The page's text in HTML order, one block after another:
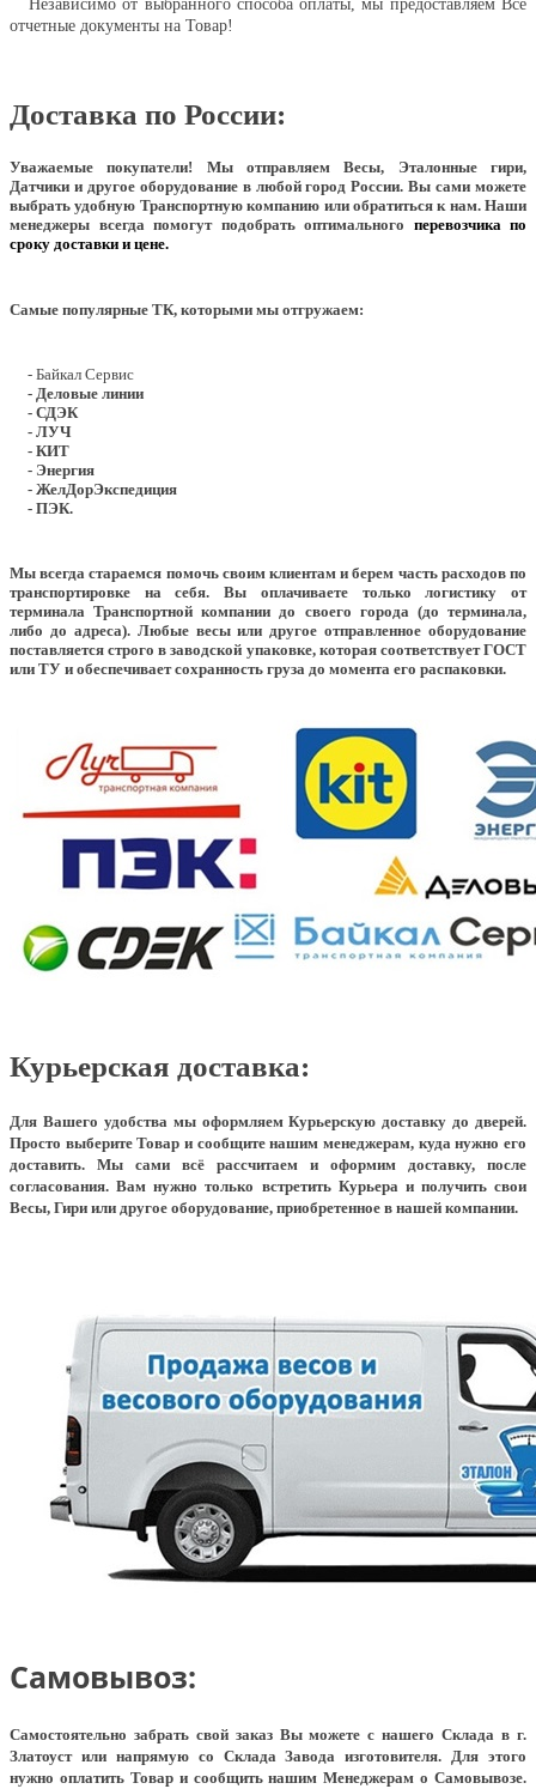
Независимо от выбранного способа оплаты, мы предоставляем Все
отчетные документы на Товар!
Доставка по России:
Уважаемые покупатели! Мы отправляем Весы, Эталонные гири,
Датчики и другое оборудование в любой город России. Вы сами можете
выбрать удобную Транспортную компанию или обратиться к нам. Наши
менеджеры всегда помогут подобрать оптимального перевозчика по
сроку доставки и цене.
Самые популярные ТК, которыми мы отгружаем:
- Байкал Сервис
- Деловые линии
- СДЭК
- ЛУЧ
- КИТ
- Энергия
- ЖелДорЭкспедиция
- ПЭК.
Мы всегда стараемся помочь своим клиентам и берем часть расходов по
транспортировке на себя. Вы оплачиваете только логистику от
терминала Транспортной компании до своего города (до терминала,
либо до адреса). Любые весы или другое отправленное оборудование
поставляется строго в заводской упаковке, которая соответствует ГОСТ
или ТУ и обеспечивает сохранность груза до момента его распаковки.
Курьерская доставка:
Для Вашего удобства мы оформляем Курьерскую доставку до дверей.
Просто выберите Товар и сообщите нашим менеджерам, куда нужно его
доставить. Мы сами всё рассчитаем и оформим доставку, после
согласования. Вам нужно только встретить Курьера и получить свои
Весы, Гири или другое оборудование, приобретенное в нашей компании.
Самовывоз:
Самостоятельно забрать свой заказ Вы можете с нашего Склада в г.
Златоуст или напрямую со Склада Завода изготовителя. Для этого
нужно оплатить Товар и сообщить нашим Менеджерам о Самовывозе.